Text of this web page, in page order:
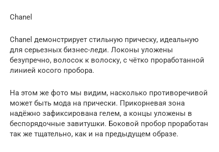
Chanel
Chanel демонстрирует стильную прическу, идеальную
для серьезных бизнес-леди. Локоны уложены
безупречно, волосок к волоску, с чётко проработанной
линией косого пробора.
На этом же фото мы видим, насколько противоречивой
может быть мода на прически. Прикорневая зона
надёжно зафиксирована гелем, а концы уложены в
беспорядочные завитушки. Боковой пробор проработан
так же тщательно, как и на предыдущем образе.